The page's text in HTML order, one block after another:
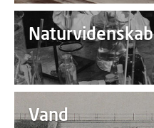
Naturvidenskab
Vand